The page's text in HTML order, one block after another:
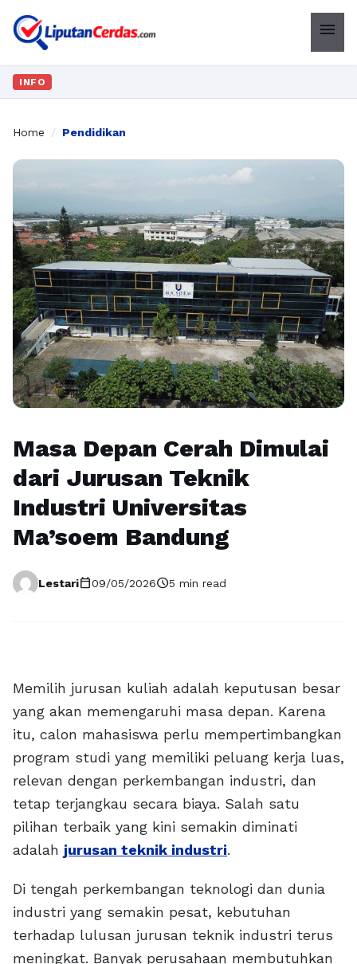
menu
INFO
Home / Pendidikan
Masa Depan Cerah Dimulai
dari Jurusan Teknik
Industri Universitas
Ma’soem Bandung
Lestaricalendar_today09/05/2026schedule5 min read
Memilih jurusan kuliah adalah keputusan besar
yang akan memengaruhi masa depan. Karena
itu, calon mahasiswa perlu mempertimbangkan
program studi yang memiliki peluang kerja luas,
relevan dengan perkembangan industri, dan
tetap terjangkau secara biaya. Salah satu
pilihan terbaik yang kini semakin diminati
adalah jurusan teknik industri.
Di tengah perkembangan teknologi dan dunia
industri yang semakin pesat, kebutuhan
terhadap lulusan jurusan teknik industri terus
meningkat. Banyak perusahaan membutuhkan